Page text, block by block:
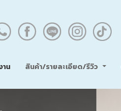
น สินค้า/รายละเอียด/รีวิว